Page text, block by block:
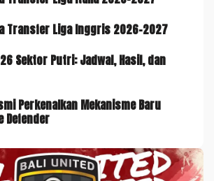
Transfer Liga Inggris 2026-2027
Sektor Putri: Jadwal, Hasil, dan
Perkenalkan Mekanisme Baru
Defender